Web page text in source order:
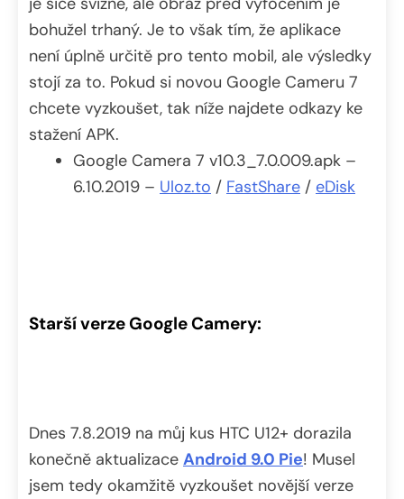
bohužel trhaný. Je to však tím, že aplikace
není úplně určitě pro tento mobil, ale výsledky
stojí za to. Pokud si novou Google Cameru 7
chcete vyzkoušet, tak níže najdete odkazy ke
stažení APK.
Google Camera 7 v10.3_7.0.009.apk –
6.10.2019 – Uloz.to / FastShare / eDisk
Starší verze Google Camery:
Dnes 7.8.2019 na můj kus HTC U12+ dorazila
konečně aktualizace Android 9.0 Pie! Musel
jsem tedy okamžitě vyzkoušet novější verze